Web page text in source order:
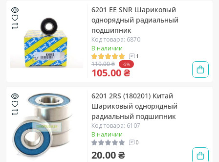
6201 EE SNR Шариковый
однорядный радиальный
подшипник
Код товара: 6870
В наличии
1
110.00 ₴ -5%
105.00 ₴
6201 2RS (180201) Китай
Шариковый однорядный
радиальный подшипник
Код товара: 6107
В наличии
0
20.00 ₴